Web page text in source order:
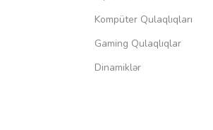
Kompüter Qulaqlıqları
Gaming Qulaqlıqlar
Dinamiklər